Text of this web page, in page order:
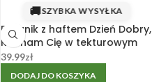
🚚SZYBKA WYSYŁKA
Ręcznik z haftem Dzień Dobry,
Kocham Cię w tekturowym
pudełku.
39.99zł
DODAJ DO KOSZYKA